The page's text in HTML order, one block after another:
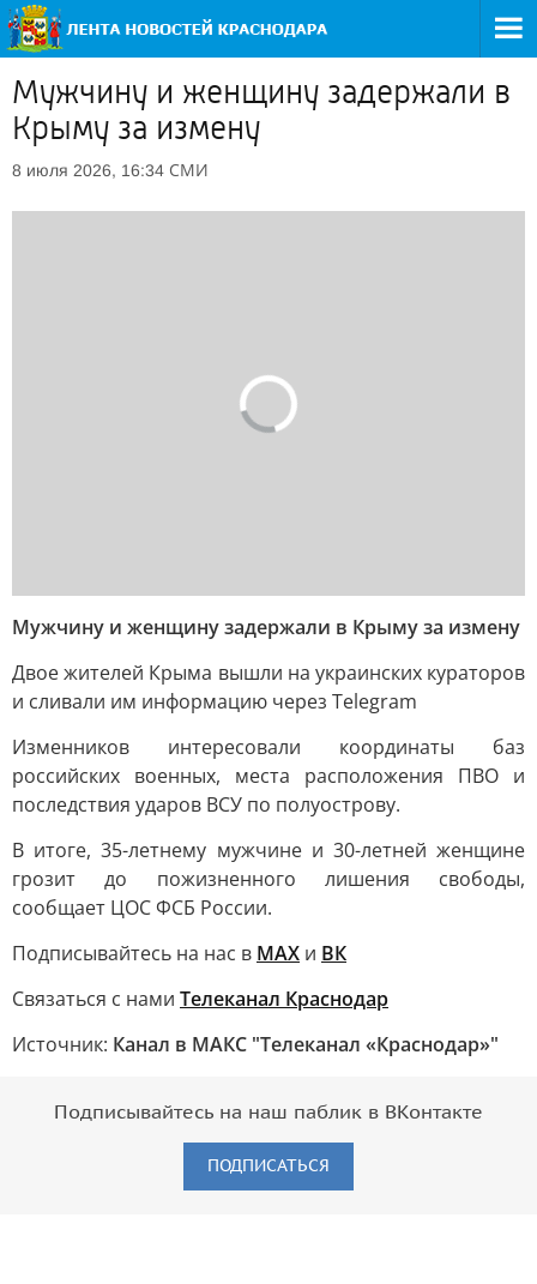
Мужчину и женщину задержали в
Крыму за измену
8 июля 2026, 16:34 СМИ
Мужчину и женщину задержали в Крыму за измену
Двое жителей Крыма вышли на украинских кураторов
и сливали им информацию через Telegram
Изменников интересовали координаты баз
российских военных, места расположения ПВО и
последствия ударов ВСУ по полуострову.
В итоге, 35-летнему мужчине и 30-летней женщине
грозит до пожизненного лишения свободы,
сообщает ЦОС ФСБ России.
Подписывайтесь на нас в MAX и ВК
Связаться с нами Телеканал Краснодар
Источник: Канал в МАКС "Телеканал «Краснодар»"
Подписывайтесь на наш паблик в ВКонтакте
ПОДПИСАТЬСЯ